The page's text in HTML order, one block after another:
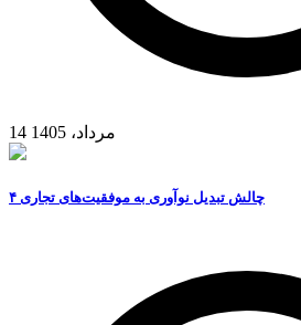
14 مرداد، 1405
۴ چالش تبدیل نوآوری به موفقیت‌های تجاری